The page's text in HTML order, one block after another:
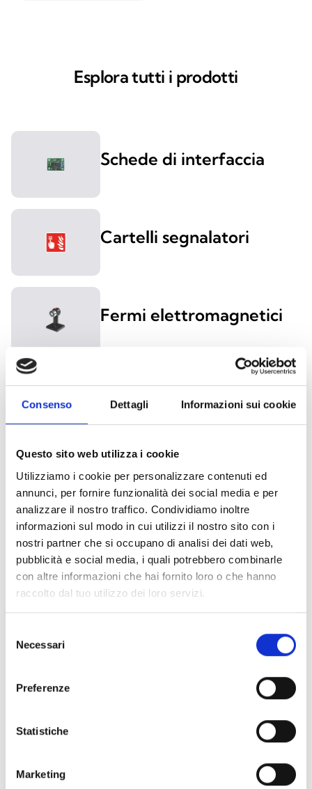
Consenso Dettagli Informazioni sui cookie
Questo sito web utilizza i cookie
Utilizziamo i cookie per personalizzare contenuti ed
annunci, per fornire funzionalità dei social media e per
analizzare il nostro traffico. Condividiamo inoltre
informazioni sul modo in cui utilizzi il nostro sito con i
nostri partner che si occupano di analisi dei dati web,
pubblicità e social media, i quali potrebbero combinarle
con altre informazioni che hai fornito loro o che hanno
raccolto dal tuo utilizzo dei loro servizi.
delNecessari
Preferenze
Statistiche
Marketing
Esplora tutti i prodotti
Schede di interfaccia
Cartelli segnalatori
Fermi elettromagnetici
Pittogrammi targhe
F-COM comunicatore
universale
Interessato a questo prodotto?
Richiedi
maggiori
informazioni
CONTATTACI
Trova un
distributore
TROVALO